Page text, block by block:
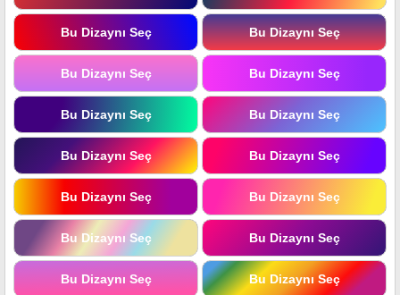
Bu Dizaynı Seç Bu Dizaynı Seç
Bu Dizaynı Seç Bu Dizaynı Seç
Bu Dizaynı Seç Bu Dizaynı Seç
Bu Dizaynı Seç Bu Dizaynı Seç
Bu Dizaynı Seç Bu Dizaynı Seç
Bu Dizaynı Seç Bu Dizaynı Seç
Bu Dizaynı Seç Bu Dizaynı Seç